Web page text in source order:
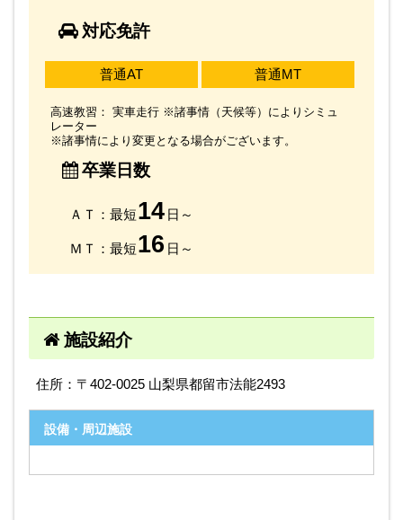
対応免許
普通AT 普通MT
高速教習： 実車走行 ※諸事情（天候等）によりシミュ
レーター
※諸事情により変更となる場合がございます。
卒業日数
ＡＴ：最短14 日～
ＭＴ：最短16 日～
施設紹介
住所：〒402-0025 山梨県都留市法能2493
設備・周辺施設